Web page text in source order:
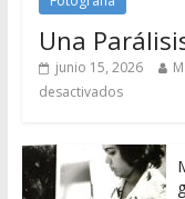
Una
junio 15, 2026
desactivados